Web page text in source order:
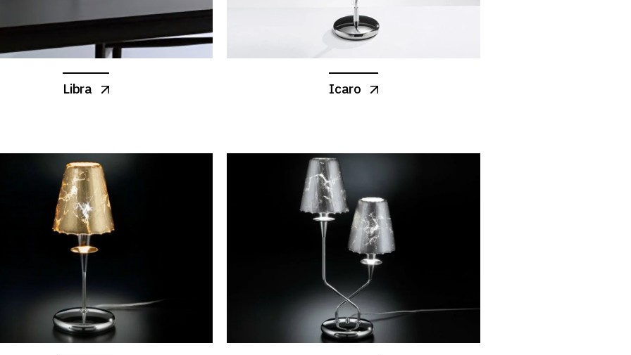
Libra Icaro